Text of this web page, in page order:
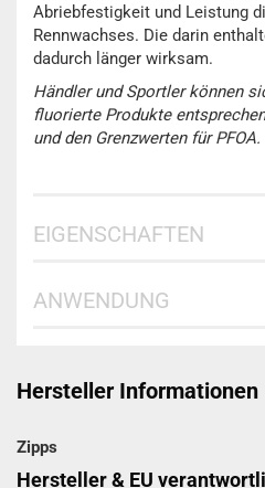
Abriebfestigkeit und Leistung
Rennwachses. Die darin
dadurch länger wirksam.
Händler und Sportler können
fluorierte Produkte
und den Grenzwerten für PFOA.
EIGENSCHAFTEN
ANWENDUNG
Hersteller Informationen
Zipps
Hersteller & EU